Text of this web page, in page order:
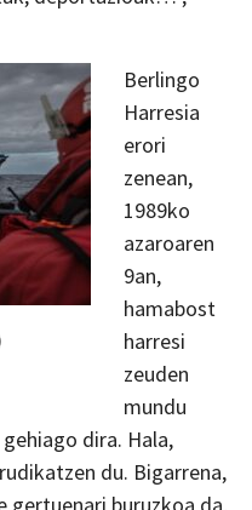
Berlingo
Harresia
erori
zenean,
1989ko
azaroaren
9an,
hamabost
harresi
zeuden
mundu
dira. Hala,
du. Bigarrena,